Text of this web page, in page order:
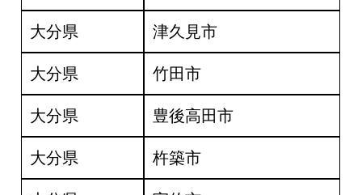
大分県 津久見市
大分県 竹田市
大分県 豊後高田市
大分県 杵築市